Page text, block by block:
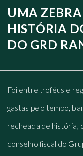
UMA
HISTÓRIA
DO GRD
Foi entre troféus e
gastas pelo tempo,
recheada de história,
conselho fiscal do